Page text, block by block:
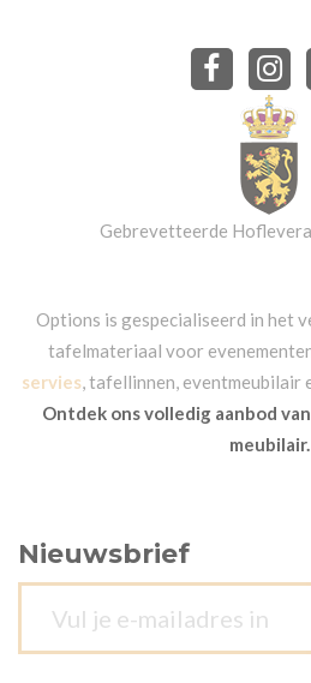
Gebrevetteerde
Options is gespecialiseerd in het
tafelmateriaal voor
servies, tafellinnen, eventmeubilair
Ontdek ons volledig aanbod
meubilair.
Nieuwsbrief